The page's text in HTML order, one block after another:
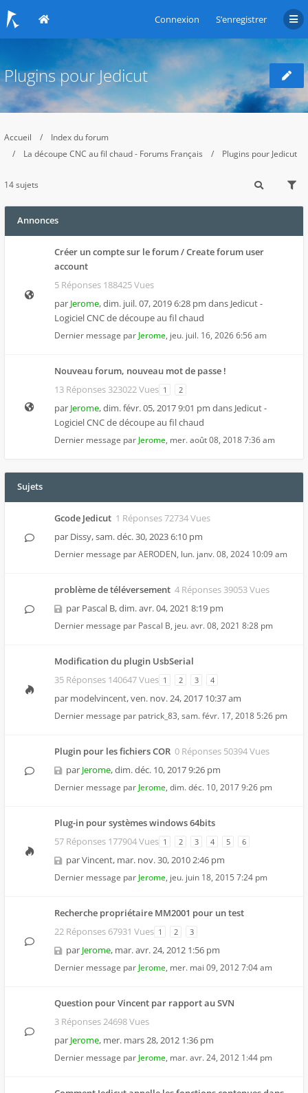
Connexion S’enregistrer
Plugins pour Jedicut
Accueil
Index du forum
La découpe CNC au fil chaud - Forums Français
Plugins pour Jedicut
14 sujets
Annonces
Créer un compte sur le forum / Create forum user
account
5 Réponses 188425 Vues
par Jerome,dim. juil. 07, 2019 6:28 pm dans Jedicut -
Logiciel CNC de découpe au fil chaud
Dernier message par Jerome, jeu. juil. 16, 2026 6:56 am
Nouveau forum, nouveau mot de passe !
13 Réponses 323022 Vues 1 2
par Jerome,dim. févr. 05, 2017 9:01 pm dans Jedicut -
Logiciel CNC de découpe au fil chaud
Dernier message par Jerome, mer. août 08, 2018 7:36 am
Sujets
Gcode Jedicut 1 Réponses 72734 Vues
par Dissy,sam. déc. 30, 2023 6:10 pm
Dernier message parAERODEN, lun. janv. 08, 2024 10:09 am
problème de téléversement 4 Réponses 39053 Vues
par Pascal B,dim. avr. 04, 2021 8:19 pm
Dernier message par Pascal B, jeu. avr. 08, 2021 8:28 pm
Modification du plugin UsbSerial
35 Réponses 140647 Vues 1 2 3 4
par modelvincent,ven. nov. 24, 2017 10:37 am
Dernier message par patrick_83, sam. févr. 17, 2018 5:26 pm
Plugin pour les fichiers COR 0 Réponses 50394 Vues
par Jerome,dim. déc. 10, 2017 9:26 pm
Dernier message par Jerome, dim. déc. 10, 2017 9:26 pm
Plug-in pour systèmes windows 64bits
57 Réponses 177904 Vues 1 2 3 4 5 6
parVincent, mar. nov. 30, 2010 2:46 pm
Dernier message par Jerome, jeu. juin 18, 2015 7:24 pm
Recherche propriétaire MM2001 pour un test
22 Réponses 67931 Vues 1 2 3
par Jerome, mar. avr. 24, 2012 1:56 pm
Dernier message par Jerome, mer. mai 09, 2012 7:04 am
Question pour Vincent par rapport au SVN
3 Réponses 24698 Vues
par Jerome, mer. mars 28, 2012 1:36 pm
Dernier message par Jerome, mar. avr. 24, 2012 1:44 pm